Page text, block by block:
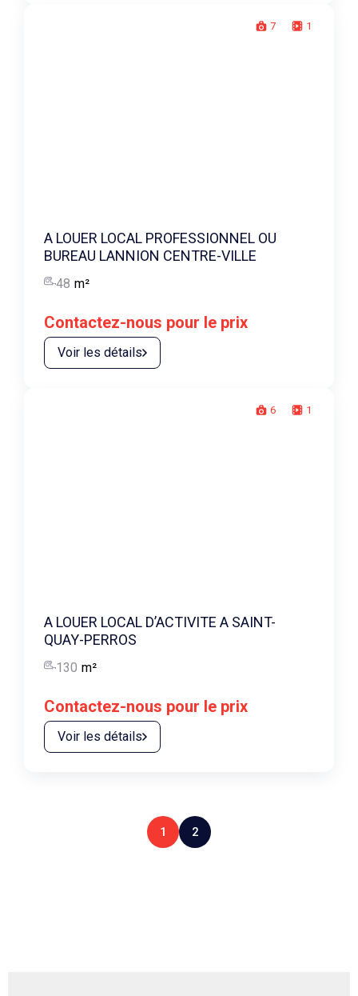
7 1
A LOUER LOCAL PROFESSIONNEL OU
BUREAU LANNION CENTRE-VILLE
48 m²
Contactez-nous pour le prix
Voir les détails
6 1
A LOUER LOCAL D’ACTIVITE A SAINT-
QUAY-PERROS
130 m²
Contactez-nous pour le prix
Voir les détails
1 2